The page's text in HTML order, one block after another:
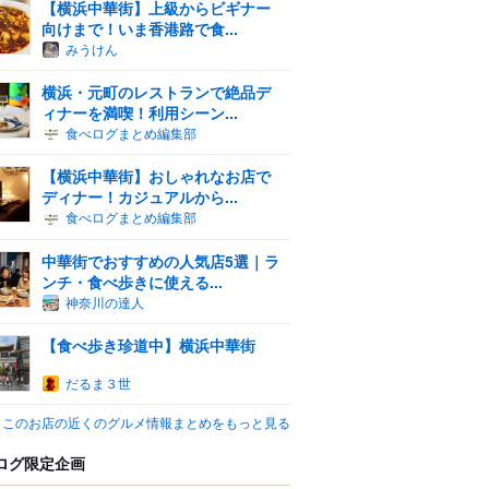
【横浜中華街】上級からビギナー
向けまで！いま香港路で食...
みうけん
横浜・元町のレストランで絶品デ
ィナーを満喫！利用シーン...
食べログまとめ編集部
【横浜中華街】おしゃれなお店で
ディナー！カジュアルから...
食べログまとめ編集部
中華街でおすすめの人気店5選｜ラ
ンチ・食べ歩きに使える...
神奈川の達人
【食べ歩き珍道中】横浜中華街
だるま３世
このお店の近くのグルメ情報まとめをもっと見る
グ限定企画